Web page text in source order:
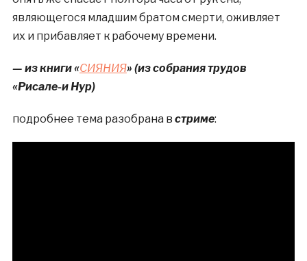
являющегося младшим братом смерти, оживляет
их и прибавляет к рабочему времени.
— из книги «СИЯНИЯ» (из собрания трудов
«Рисале-и Нур)
подробнее тема разобрана в стриме: